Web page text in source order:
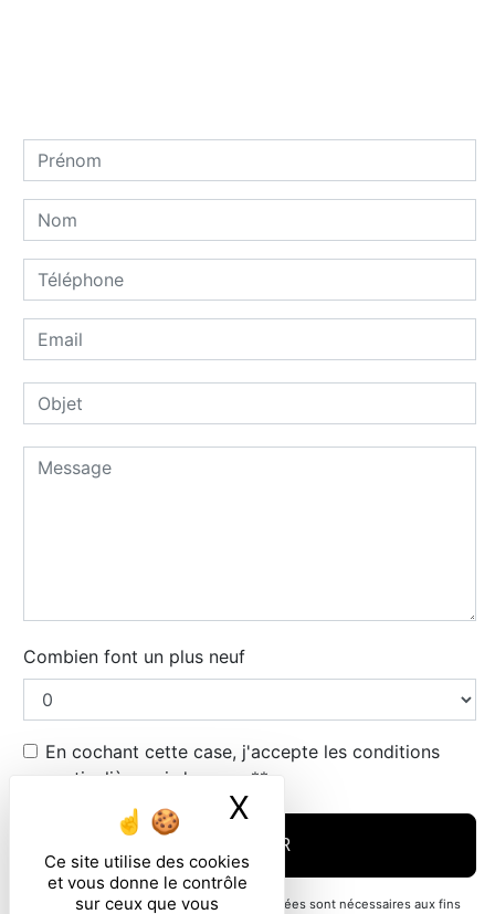
Ce site utilise des cookies
et vous donne le contrôle
sur ceux que vous
X Masquer le
Combien font un plus neuf
En cochant cette case, j'accepte les conditions
particulières ci-dessous **
ENVOYER
** Les données personnelles communiquées sont nécessaires aux fins